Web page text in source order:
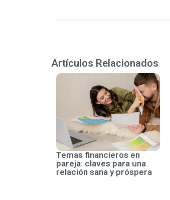
Artículos Relacionados
Temas financieros en
pareja: claves para una
relación sana y próspera